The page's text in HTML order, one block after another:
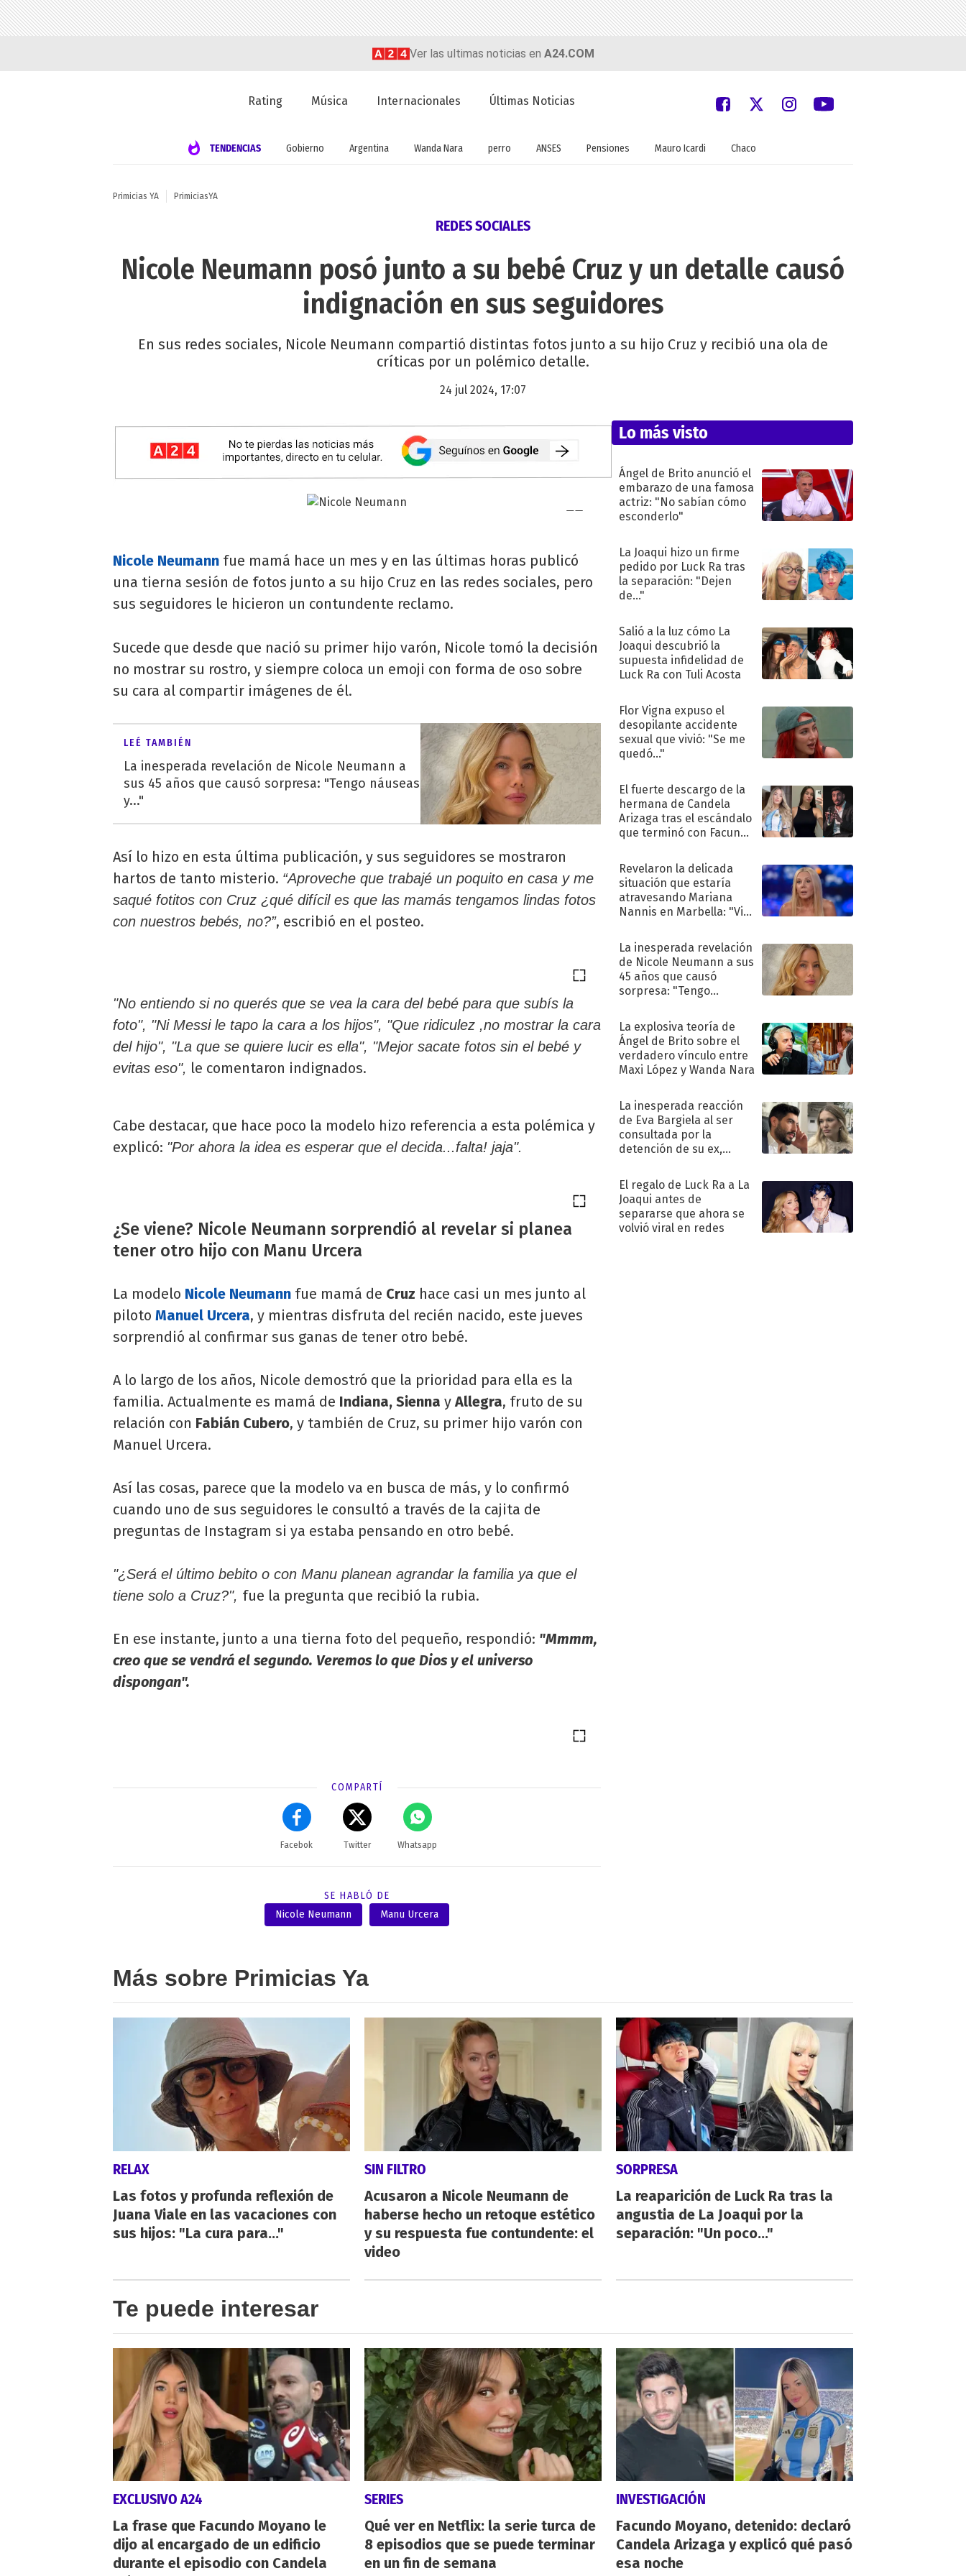
Ver las ultimas noticias en A24.COM
Rating Música Internacionales Últimas Noticias
TENDENCIAS Gobierno Argentina Wanda Nara perro ANSES Pensiones Mauro Icardi Chaco
Primicias YA PrimiciasYA
REDES SOCIALES
Nicole Neumann posó junto a su bebé Cruz y un detalle causó
indignación en sus seguidores
En sus redes sociales, Nicole Neumann compartió distintas fotos junto a su hijo Cruz y recibió una ola de
críticas por un polémico detalle.
24 jul 2024, 17:07
Nicole Neumann fue mamá hace un mes y en las últimas horas publicó
una tierna sesión de fotos junto a su hijo Cruz en las redes sociales, pero
sus seguidores le hicieron un contundente reclamo.
Sucede que desde que nació su primer hijo varón, Nicole tomó la decisión
no mostrar su rostro, y siempre coloca un emoji con forma de oso sobre
su cara al compartir imágenes de él.
LEÉ TAMBIÉN
La inesperada revelación de Nicole Neumann a
sus 45 años que causó sorpresa: "Tengo náuseas
y..."
Así lo hizo en esta última publicación, y sus seguidores se mostraron
hartos de tanto misterio. “Aproveche que trabajé un poquito en casa y me
saqué fotitos con Cruz ¿qué difícil es que las mamás tengamos lindas fotos
con nuestros bebés, no?”, escribió en el posteo.
"No entiendo si no querés que se vea la cara del bebé para que subís la
foto", "Ni Messi le tapo la cara a los hijos", "Que ridiculez ,no mostrar la cara
del hijo", "La que se quiere lucir es ella", "Mejor sacate fotos sin el bebé y
evitas eso", le comentaron indignados.
Cabe destacar, que hace poco la modelo hizo referencia a esta polémica y
explicó: "Por ahora la idea es esperar que el decida...falta! jaja".
¿Se viene? Nicole Neumann sorprendió al revelar si planea
tener otro hijo con Manu Urcera
La modelo Nicole Neumann fue mamá de Cruz hace casi un mes junto al
piloto Manuel Urcera, y mientras disfruta del recién nacido, este jueves
sorprendió al confirmar sus ganas de tener otro bebé.
A lo largo de los años, Nicole demostró que la prioridad para ella es la
familia. Actualmente es mamá de Indiana, Sienna yAllegra, fruto de su
relación con Fabián Cubero, y también de Cruz, su primer hijo varón con
Manuel Urcera.
Así las cosas, parece que la modelo va en busca de más, y lo confirmó
cuando uno de sus seguidores le consultó a través de la cajita de
preguntas de Instagram si ya estaba pensando en otro bebé.
"¿Será el último bebito o con Manu planean agrandar la familia ya que el
tiene solo a Cruz?", fue la pregunta que recibió la rubia.
En ese instante, junto a una tierna foto del pequeño, respondió: "Mmmm,
creo que se vendrá el segundo. Veremos lo que Dios y el universo
dispongan".
COMPARTÍ
Facebok Twitter Whatsapp
SE HABLÓ DE
Nicole Neumann
Manu Urcera
Lo más visto
Ángel de Brito anunció el
embarazo de una famosa
actriz: "No sabían cómo
esconderlo"
La Joaqui hizo un firme
pedido por Luck Ra tras
la separación: "Dejen
de..."
Salió a la luz cómo La
Joaqui descubrió la
supuesta infidelidad de
Luck Ra con Tuli Acosta
Flor Vigna expuso el
desopilante accidente
sexual que vivió: "Se me
quedó..."
El fuerte descargo de la
hermana de Candela
Arizaga tras el escándalo
que terminó con Facundo
Revelaron la delicada
situación que estaría
atravesando Mariana
Nannis en Marbella: "Vive
La inesperada revelación
de Nicole Neumann a sus
45 años que causó
sorpresa: "Tengo
La explosiva teoría de
Ángel de Brito sobre el
verdadero vínculo entre
Maxi López y Wanda Nara
La inesperada reacción
de Eva Bargiela al ser
consultada por la
detención de su ex,
El regalo de Luck Ra a La
Joaqui antes de
separarse que ahora se
volvió viral en redes
Más sobre Primicias Ya
RELAX
Las fotos y profunda reflexión de
Juana Viale en las vacaciones con
sus hijos: "La cura para..."
SIN FILTRO
Acusaron a Nicole Neumann de
haberse hecho un retoque estético
y su respuesta fue contundente: el
video
SORPRESA
La reaparición de Luck Ra tras la
angustia de La Joaqui por la
separación: "Un poco..."
Te puede interesar
EXCLUSIVO A24
La frase que Facundo Moyano le
dijo al encargado de un edificio
durante el episodio con Candela
SERIES
Qué ver en Netflix: la serie turca de
8 episodios que se puede terminar
en un fin de semana
INVESTIGACIÓN
Facundo Moyano, detenido: declaró
Candela Arizaga y explicó qué pasó
esa noche